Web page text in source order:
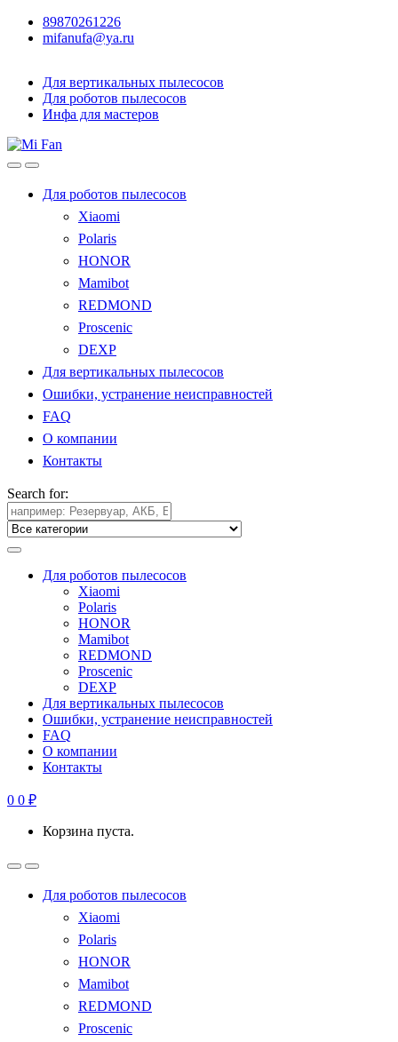
89870261226
mifanufa@ya.ru
Для вертикальных пылесосов
Для роботов пылесосов
Инфа для мастеров
Для роботов пылесосов
Xiaomi
Polaris
HONOR
Mamibot
REDMOND
Proscenic
DEXP
Для вертикальных пылесосов
Ошибки, устранение неисправностей
FAQ
О компании
Контакты
Search for:
Для роботов пылесосов
Xiaomi
Polaris
HONOR
Mamibot
REDMOND
Proscenic
DEXP
Для вертикальных пылесосов
Ошибки, устранение неисправностей
FAQ
О компании
Контакты
0 0 ₽
Корзина пуста.
Для роботов пылесосов
Xiaomi
Polaris
HONOR
Mamibot
REDMOND
Proscenic